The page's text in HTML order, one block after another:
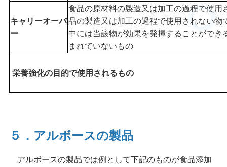
キャリーオーバ
ー
食品の原材料の製造又は加工の過程で使用
品の製造又は加工の過程で使用されない物
中には当該物が効果を発揮することができ
まれていないもの
栄養強化の目的で使用されるもの
５．アルボースの製品
アルボースの製品では例として下記のものが食品添加